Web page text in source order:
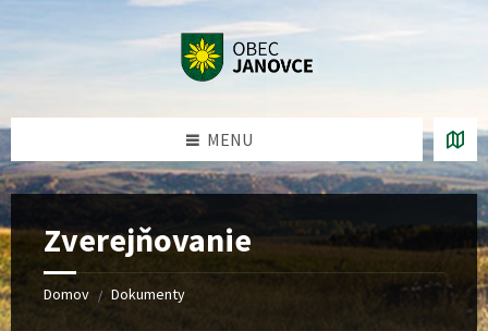
na
na
na
MENU
Zverejňovanie
Domov / Dokumenty